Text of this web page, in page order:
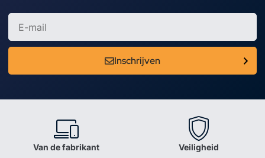
Inschrijven
Van de fabrikant Veiligheid